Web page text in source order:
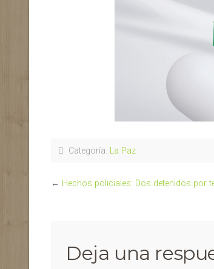
Categoría: La Paz
← Hechos policiales: Dos detenidos por
Deja una